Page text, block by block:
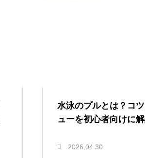
水泳のプルとは？コ
ューを初心者向けに
2026.04.30